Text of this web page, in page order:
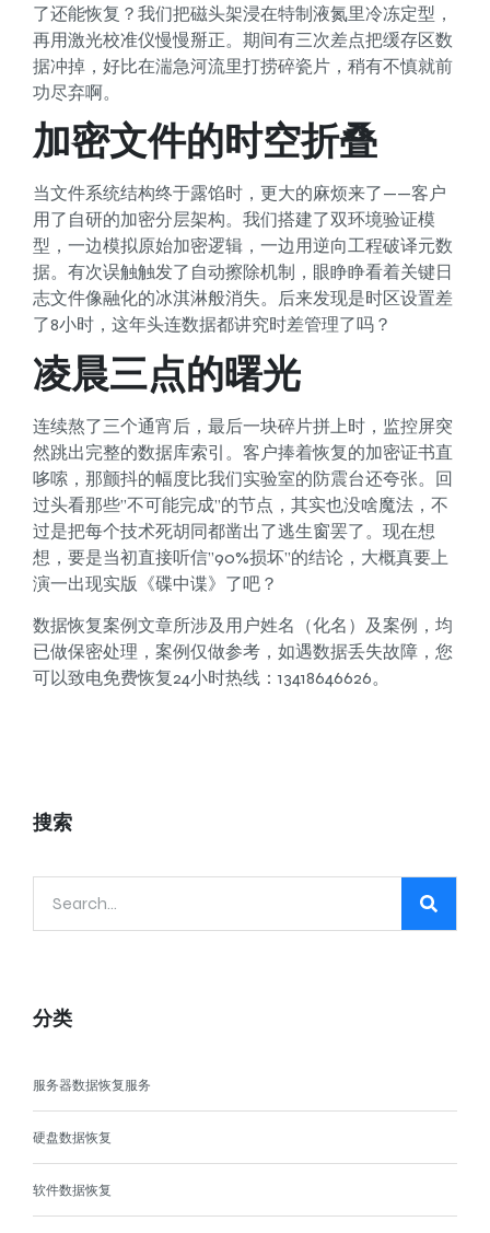
了还能恢复？我们把磁头架浸在特制液氮里冷冻定型，
再用激光校准仪慢慢掰正。期间有三次差点把缓存区数
据冲掉，好比在湍急河流里打捞碎瓷片，稍有不慎就前
功尽弃啊。
加密文件的时空折叠
当文件系统结构终于露馅时，更大的麻烦来了——客户
用了自研的加密分层架构。我们搭建了双环境验证模
型，一边模拟原始加密逻辑，一边用逆向工程破译元数
据。有次误触触发了自动擦除机制，眼睁睁看着关键日
志文件像融化的冰淇淋般消失。后来发现是时区设置差
了8小时，这年头连数据都讲究时差管理了吗？
凌晨三点的曙光
连续熬了三个通宵后，最后一块碎片拼上时，监控屏突
然跳出完整的数据库索引。客户捧着恢复的加密证书直
哆嗦，那颤抖的幅度比我们实验室的防震台还夸张。回
过头看那些”不可能完成”的节点，其实也没啥魔法，不
过是把每个技术死胡同都凿出了逃生窗罢了。现在想
想，要是当初直接听信”90%损坏”的结论，大概真要上
演一出现实版《碟中谍》了吧？
数据恢复案例文章所涉及用户姓名（化名）及案例，均
已做保密处理，案例仅做参考，如遇数据丢失故障，您
可以致电免费恢复24小时热线：13418646626。
搜索
分类
服务器数据恢复服务
硬盘数据恢复
软件数据恢复